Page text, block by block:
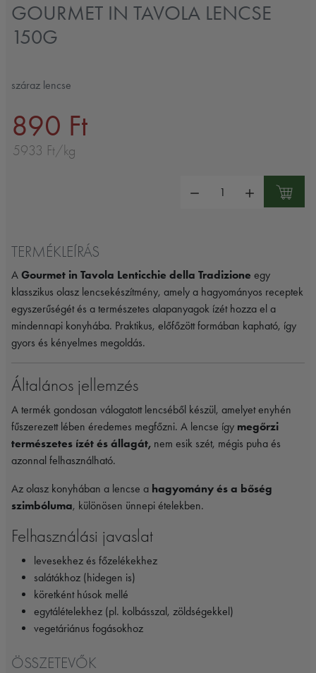
GOURMET IN TAVOLA LENCSE
150G
száraz lencse
890 Ft
5933 Ft/kg
TERMÉKLEÍRÁS
A Gourmet in Tavola Lenticchie della Tradizione egy
klasszikus olasz lencsekészítmény, amely a hagyományos receptek
egyszerűségét és a természetes alapanyagok ízét hozza el a
mindennapi konyhába. Praktikus, előfőzött formában kapható, így
gyors és kényelmes megoldás.
Általános jellemzés
A termék gondosan válogatott lencséből készül, amelyet enyhén
fűszerezett lében éredemes megfőzni. A lencse így megőrzi
természetes ízét és állagát, nem esik szét, mégis puha és
azonnal felhasználható.
Az olasz konyhában a lencse a hagyomány és a bőség
szimbóluma, különösen ünnepi ételekben.
Felhasználási javaslat
levesekhez és főzelékekhez
salátákhoz (hidegen is)
köretként húsok mellé
egytálételekhez (pl. kolbásszal, zöldségekkel)
vegetáriánus fogásokhoz
ÖSSZETEVŐK